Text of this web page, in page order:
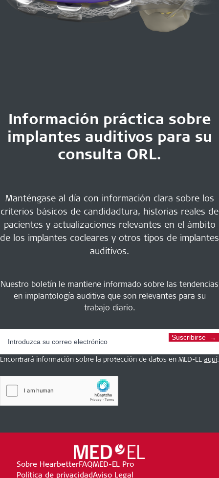
Información práctica sobre
implantes auditivos para su
consulta ORL.
Manténgase al día con información clara sobre los
criterios básicos de candidadtura, historias reales de
pacientes y actualizaciones relevantes en el ámbito
de los implantes cocleares y otros tipos de implantes
auditivos.
Nuestro boletín le mantiene informado sobre las tendencias
en implantología auditiva que son relevantes para su
trabajo diario.
Suscribirse
Encontrará información sobre la protección de datos en MED-EL aquí.
Sobre HearbetterFAQMED-EL Pro
Política de privacidadAviso Legal